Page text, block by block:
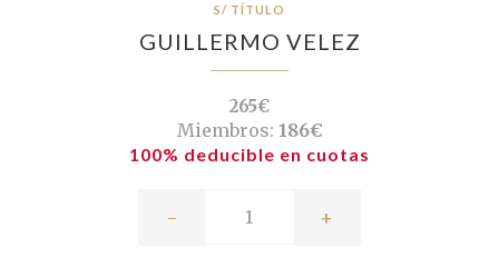
S/ TÍTULO
GUILLERMO VELEZ
265€
Miembros: 186€
100% deducible en cuotas
- +